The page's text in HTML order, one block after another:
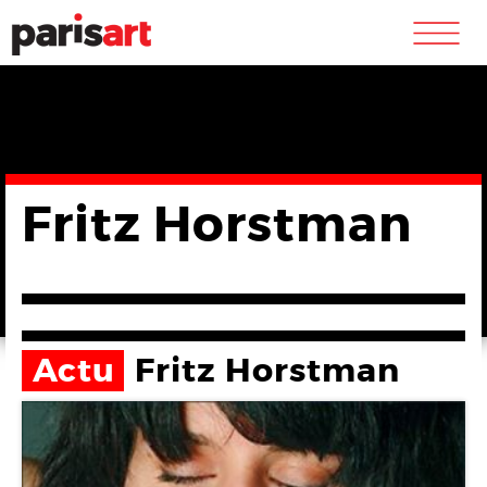
m
Fritz Horstman
Actu Fritz Horstman